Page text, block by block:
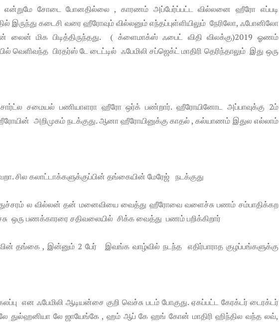
என்றுமே சோடை போனதில்லை , காரணம் அப்பேர்ப்பட்ட வில்லனை ஹீரோ எப்படி
இருந்து கடைசி வரை ஹீரோவும் வில்லனும் எந்தப்புள்ளியிலும் நேரிலோ, ஃபோனிலோ
மிக பிடித்திருந்தது. ( க்ளைமாக்ஸ் ஃபைட் விதி விலக்கு)2019 ஓணம்
வெளிவந்த பிரதர்ஸ் டே டைட்டில் ஃபேமிலி சப்ஜெக்ட் மாதிரி தெரிந்தாலும் இது ஒரு
சமையல் பணியாளரா ஹீரோ ஒர்க் பண்றார். ஹீரோயினோட அப்பாவுக்கு 2ம்
அறிமுகம் நடக்குது. ஆனா ஹீரோயினுக்கு காதல் , கல்யாணம் இதுல எல்லாம்
சில கலாட்டாக்களுக்குப்பின் தங்கையின் மேரேஜ் நடக்குது
ல வில்லன் தன் மனைவியை வைத்து ஹீரோவை வளைச்சு பணம் சம்பாதிக்கற
ஒரு பணக்காரரை சதிவலையில் சிக்க வைத்து பணம் பறிக்கிறார்
தங்கை , இன்னும் 2 பேர் இவங்க வாழ்வில் நடந்த எதிர்பாராத குழப்பங்களுக்கு
என ஃபேமிலி ஆடியன்சை குறி வெச்சு படம் போகுது. ஏகப்பட்ட கேரக்டர் டைரக்டர்
துல்ஹனியா லே ஜாயேங்கே , ஹம் ஆப் கே ஹங் கோன் மாதிரி ஹிந்தில வந்த லவ்,